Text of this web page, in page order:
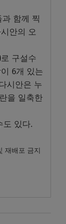
함께 찍
안의 오
구설수
6개 있는
시안은 누
을 일축한
도 있다.
재배포 금지